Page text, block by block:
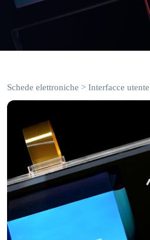
Schede elettroniche > Interfacce utente